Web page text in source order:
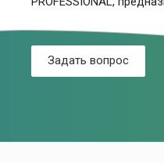
Задать вопрос